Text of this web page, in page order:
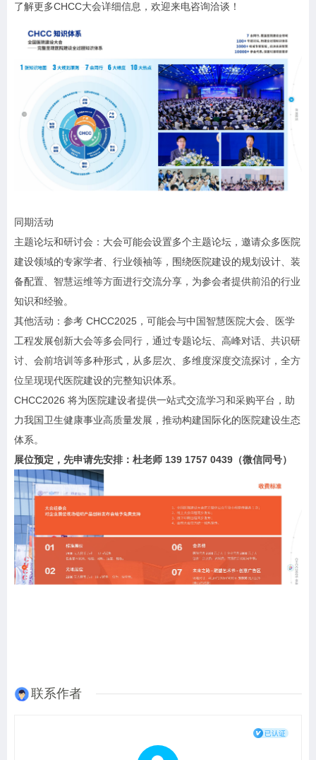
了解更多CHCC大会详细信息，欢迎来电咨询洽谈！
同期活动
主题论坛和研讨会：大会可能会设置多个主题论坛，邀请众多医院
建设领域的专家学者、行业领袖等，围绕医院建设的规划设计、装
备配置、智慧运维等方面进行交流分享，为参会者提供前沿的行业
知识和经验。
其他活动：参考 CHCC2025，可能会与中国智慧医院大会、医学
工程发展创新大会等多会同行，通过专题论坛、高峰对话、共识研
讨、会前培训等多种形式，从多层次、多维度深度交流探讨，全方
位呈现现代医院建设的完整知识体系。
CHCC2026 将为医院建设者提供一站式交流学习和采购平台，助
力我国卫生健康事业高质量发展，推动构建国际化的医院建设生态
体系。
展位预定，先申请先安排：杜老师 139 1757 0439（微信同号）
联系作者